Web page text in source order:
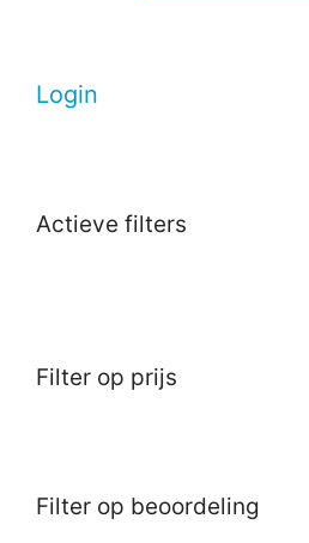
Login
Actieve filters
Filter op prijs
Filter op beoordeling